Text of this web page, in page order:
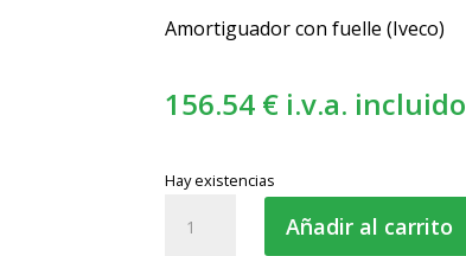
Amortiguador con fuelle (Iveco)
156.54 € i.v.a. incluido
Hay existencias
Amortiguador
cabina
Añadir al carrito